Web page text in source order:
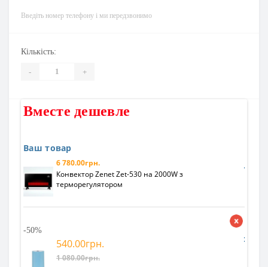
Введіть номер телефону і ми передзвонимо
Кількість:
- +
Вместе дешевле
Ваш товар
6 780.00грн.
Конвектор Zenet Zet-530 на 2000W з
терморегулятором
-50%
540.00грн.
1 080.00грн.